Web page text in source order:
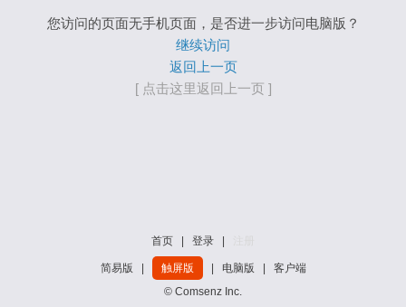
您访问的页面无手机页面，是否进一步访问电脑版？
继续访问
返回上一页
[ 点击这里返回上一页 ]
首页 登录
简易版 触屏版 电脑版
客户端
© Comsenz Inc.